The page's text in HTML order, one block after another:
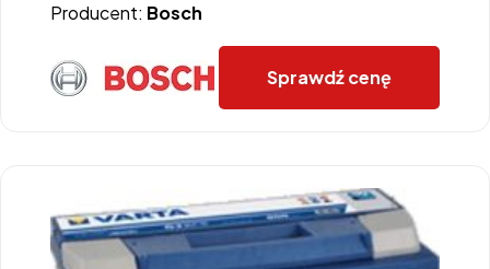
Producent: Bosch
Sprawdź cenę